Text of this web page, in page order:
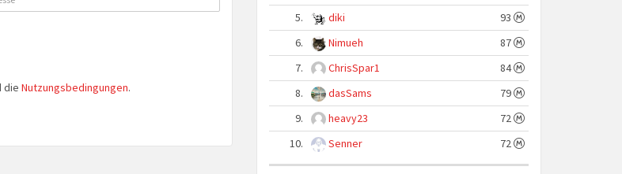
die Nutzungsbedingungen.
5.
diki
93
6.
Nimueh
87
7.
ChrisSpar1
84
8.
dasSams
79
9.
heavy23
72
10.
Senner 72